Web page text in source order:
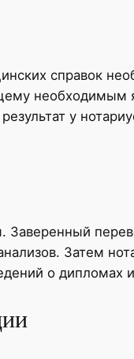
справок
у
Заверенный
Затем
о